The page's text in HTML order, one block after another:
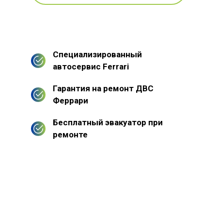
Специализированный
автосервис Ferrari
Гарантия на ремонт ДВС
Феррари
Бесплатный эвакуатор при
ремонте